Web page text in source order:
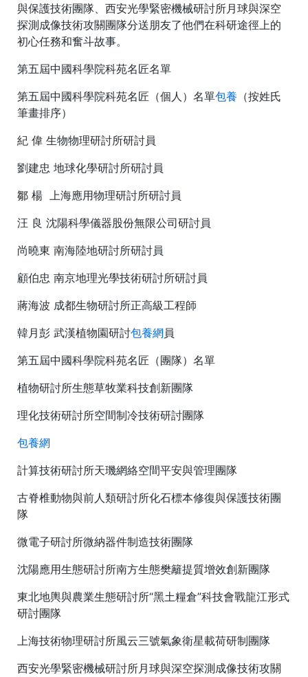
與保護技術團隊、西安光學緊密機械研討所月球與深空
探測成像技術攻關團隊分送朋友了他們在科研途徑上的
初心任務和奮斗故事。
第五屆中國科學院科苑名匠名單
第五屆中國科學院科苑名匠（個人）名單包養 （按姓氏
筆畫排序）
紀 偉 生物物理研討所研討員
劉建忠 地球化學研討所研討員
鄒 楊 上海應用物理研討所研討員
汪 良 沈陽科學儀器股份無限公司研討員
尚曉東 南海陸地研討所研討員
顧伯忠 南京地理光學技術研討所研討員
蔣海波 成都生物研討所正高級工程師
韓月彭 武漢植物園研討包養網 員
第五屆中國科學院科苑名匠（團隊）名單
植物研討所生態草牧業科技創新團隊
理化技術研討所空間制冷技術研討團隊
包養網
計算技術研討所天璣網絡空間平安與管理團隊
古脊椎動物與前人類研討所化石標本修復與保護技術團
隊
微電子研討所微納器件制造技術團隊
沈陽應用生態研討所南方生態樊籬提質增效創新團隊
東北地輿與農業生態研討所“黑土糧倉”科技會戰龍江形式
研討團隊
上海技術物理研討所風云三號氣象衛星載荷研制團隊
西安光學緊密機械研討所月球與深空探測成像技術攻關